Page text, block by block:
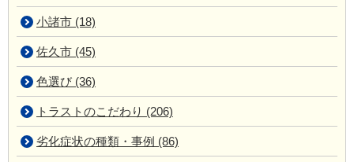
小諸市 (18)
佐久市 (45)
色選び (36)
トラストのこだわり (206)
劣化症状の種類・事例 (86)